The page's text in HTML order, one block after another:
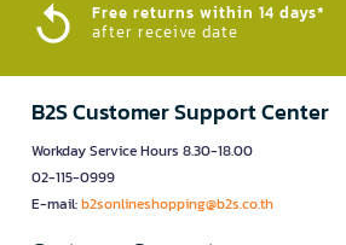
Free returns within 14 days*
after receive date
B2S Customer Support Center
Workday Service Hours 8.30-18.00
02-115-0999
E-mail:b2sonlineshopping@b2s.co.th